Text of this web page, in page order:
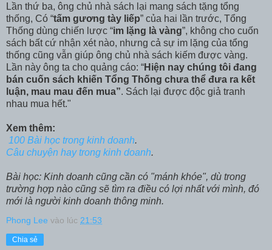
Lần thứ ba, ông chủ nhà sách lại mang sách tặng tổng
thống, Có “tấm gương tày liếp” của hai lần trước, Tổng
Thống dùng chiến lược “im lặng là vàng”, không cho cuốn
sách bất cứ nhận xét nào, nhưng cả sự im lặng của tổng
thống cũng vẫn giúp ông chủ nhà sách kiếm được vàng.
Lần này ông ta cho quảng cáo: “Hiện nay chúng tôi đang
bán cuốn sách khiến Tổng Thống chưa thể đưa ra kết
luận, mau mau đến mua”. Sách lại được độc giả tranh
nhau mua hết."
Xem thêm:
100 Bài học trong kinh doanh.
Câu chuyện hay trong kinh doanh.
Bài học: Kinh doanh cũng cần có "mánh khóe", dù trong
trường hợp nào cũng sẽ tìm ra điều có lợi nhất với mình, đó
mới là người kinh doanh thông minh.
Phong Lee vào lúc 21:53
Chia sẻ